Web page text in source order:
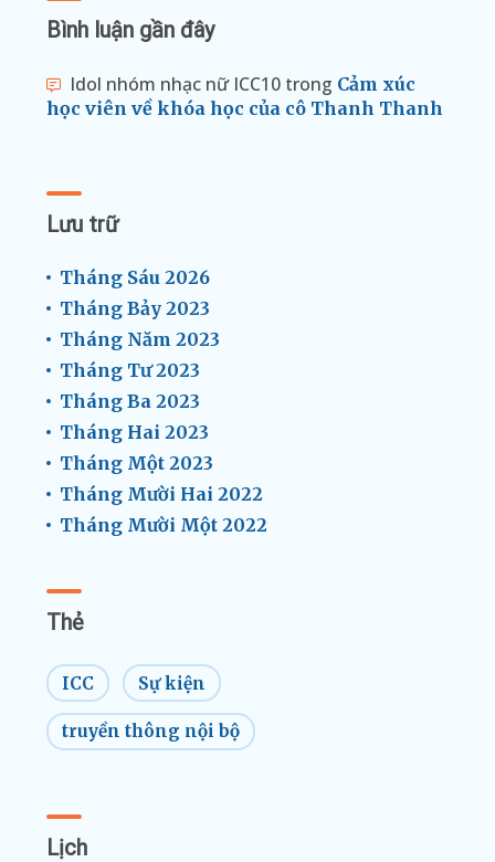
Bình luận gần đây
Idol nhóm nhạc nữ ICC10 trong Cảm xúc
học viên về khóa học của cô Thanh Thanh
Lưu trữ
Tháng Sáu 2026
Tháng Bảy 2023
Tháng Năm 2023
Tháng Tư 2023
Tháng Ba 2023
Tháng Hai 2023
Tháng Một 2023
Tháng Mười Hai 2022
Tháng Mười Một 2022
Thẻ
ICC Sự kiện
truyền thông nội bộ
Lịch